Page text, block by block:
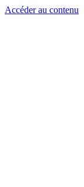
Accéder au contenu